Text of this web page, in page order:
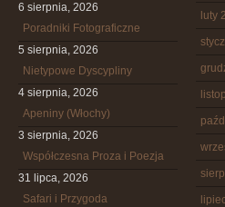
6 sierpnia, 2026
Poradniki Fotograficzne
5 sierpnia, 2026
Nietypowe Dyscypliny
4 sierpnia, 2026
Apeniny (Włochy)
3 sierpnia, 2026
Współczesna Proza i Poezja
31 lipca, 2026
Safari i Przygoda
luty